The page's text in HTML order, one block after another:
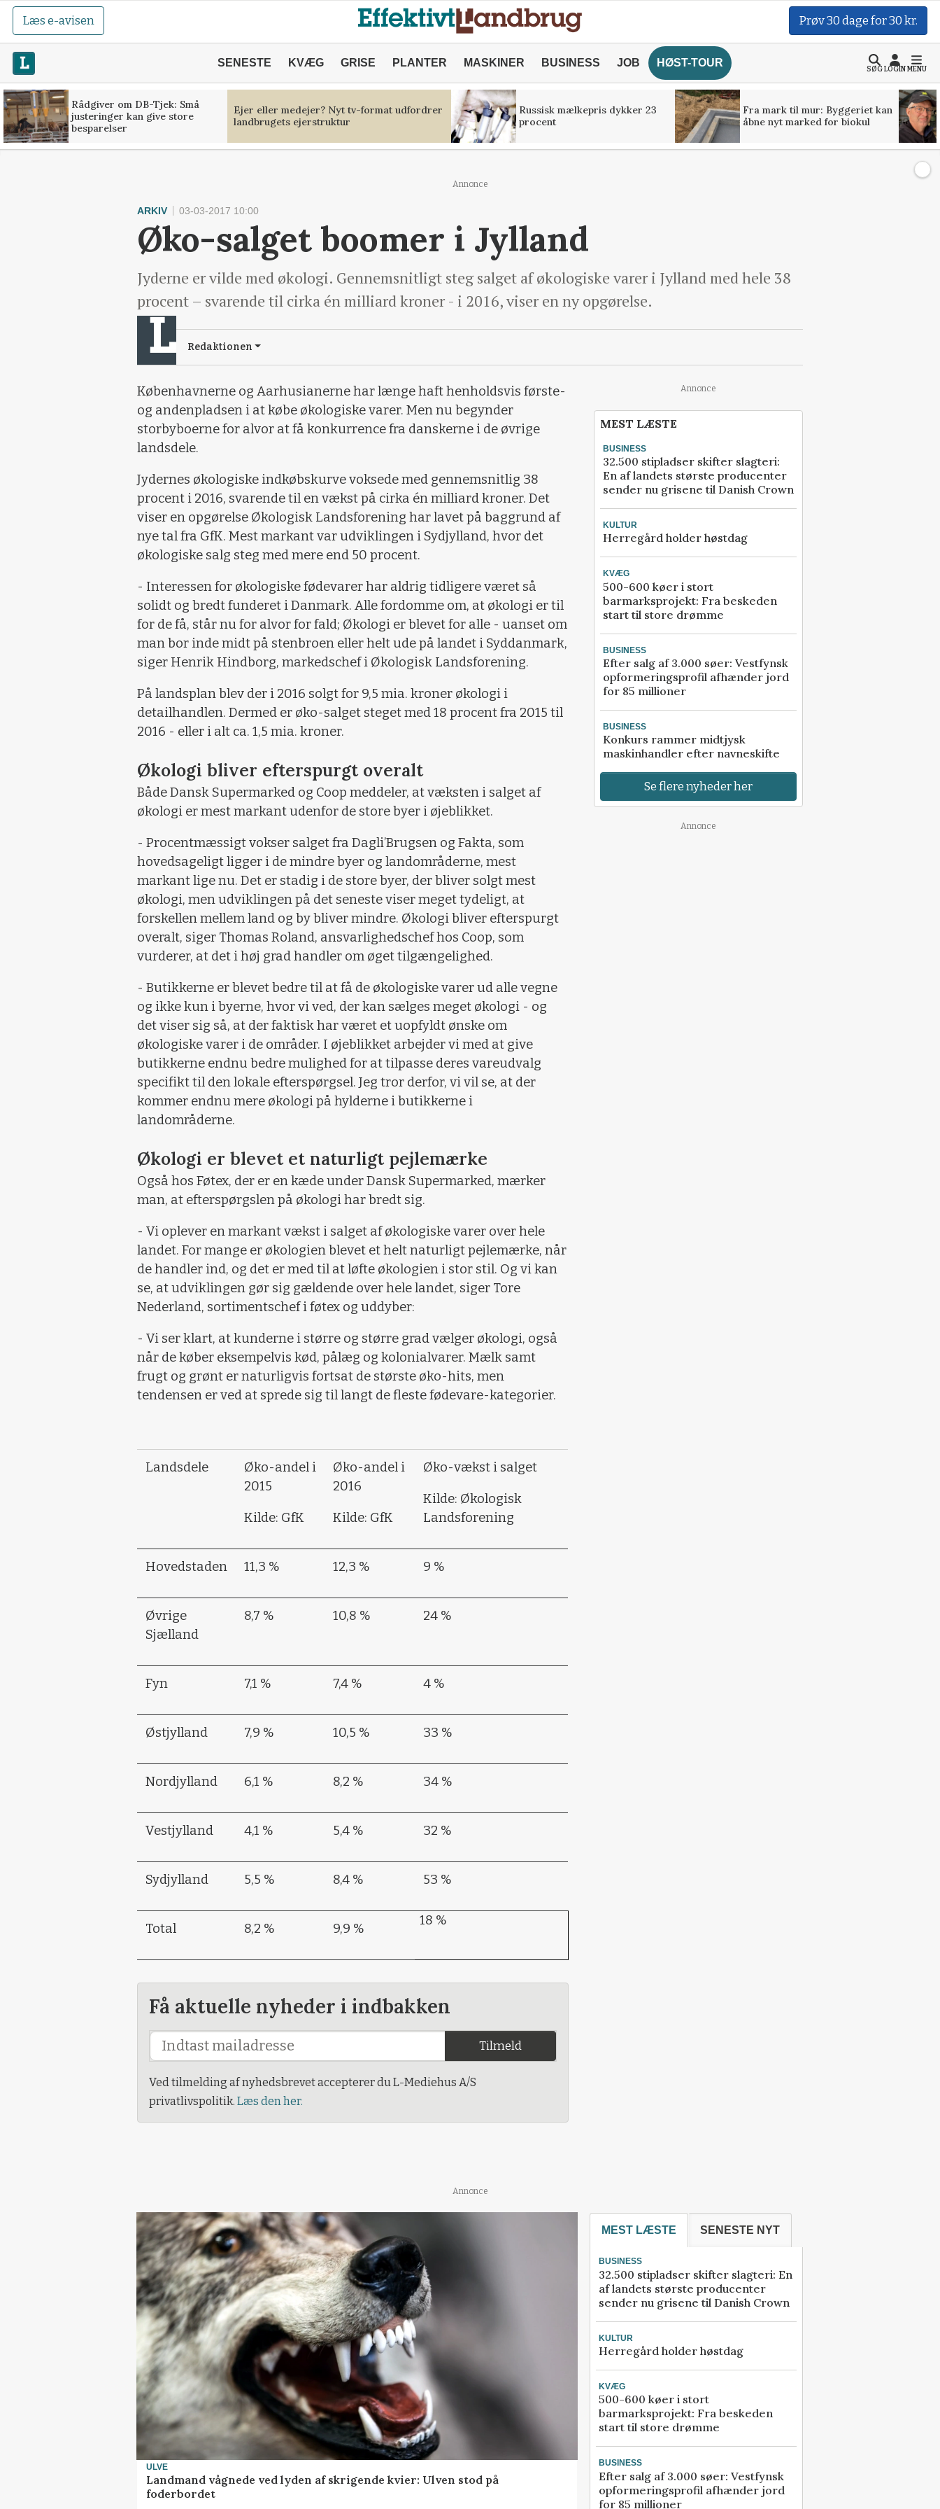
Læs e-avisen Prøv 30 dage for 30 kr.
SENESTE KVÆG GRISE PLANTER MASKINER BUSINESS JOB HØST-TOUR
SØGLOGINMENU
Rådgiver om DB-Tjek: Små
justeringer kan give store
besparelser
Ejer eller medejer? Nyt tv-format udfordrer
landbrugets ejerstruktur
Russisk mælkepris dykker 23
procent
Fra mark til mur: Byggeriet kan
åbne nyt marked for biokul
Annonce
ARKIV 03-03-2017 10:00
Øko-salget boomer i Jylland
Jyderne er vilde med økologi. Gennemsnitligt steg salget af økologiske varer i Jylland med hele 38
procent – svarende til cirka én milliard kroner - i 2016, viser en ny opgørelse.
Redaktionen
Københavnerne og Aarhusianerne har længe haft henholdsvis første-
og andenpladsen i at købe økologiske varer. Men nu begynder
storbyboerne for alvor at få konkurrence fra danskerne i de øvrige
landsdele.
Jydernes økologiske indkøbskurve voksede med gennemsnitlig 38
procent i 2016, svarende til en vækst på cirka én milliard kroner. Det
viser en opgørelse Økologisk Landsforening har lavet på baggrund af
nye tal fra GfK. Mest markant var udviklingen i Sydjylland, hvor det
økologiske salg steg med mere end 50 procent.
- Interessen for økologiske fødevarer har aldrig tidligere været så
solidt og bredt funderet i Danmark. Alle fordomme om, at økologi er til
for de få, står nu for alvor for fald; Økologi er blevet for alle - uanset om
man bor inde midt på stenbroen eller helt ude på landet i Syddanmark,
siger Henrik Hindborg, markedschef i Økologisk Landsforening.
På landsplan blev der i 2016 solgt for 9,5 mia. kroner økologi i
detailhandlen. Dermed er øko-salget steget med 18 procent fra 2015 til
2016 - eller i alt ca. 1,5 mia. kroner.
Økologi bliver efterspurgt overalt
Både Dansk Supermarked og Coop meddeler, at væksten i salget af
økologi er mest markant udenfor de store byer i øjeblikket.
- Procentmæssigt vokser salget fra Dagli’Brugsen og Fakta, som
hovedsageligt ligger i de mindre byer og landområderne, mest
markant lige nu. Det er stadig i de store byer, der bliver solgt mest
økologi, men udviklingen på det seneste viser meget tydeligt, at
forskellen mellem land og by bliver mindre. Økologi bliver efterspurgt
overalt, siger Thomas Roland, ansvarlighedschef hos Coop, som
vurderer, at det i høj grad handler om øget tilgængelighed.
- Butikkerne er blevet bedre til at få de økologiske varer ud alle vegne
og ikke kun i byerne, hvor vi ved, der kan sælges meget økologi - og
det viser sig så, at der faktisk har været et uopfyldt ønske om
økologiske varer i de områder. I øjeblikket arbejder vi med at give
butikkerne endnu bedre mulighed for at tilpasse deres vareudvalg
specifikt til den lokale efterspørgsel. Jeg tror derfor, vi vil se, at der
kommer endnu mere økologi på hylderne i butikkerne i
landområderne.
Økologi er blevet et naturligt pejlemærke
Også hos Føtex, der er en kæde under Dansk Supermarked, mærker
man, at efterspørgslen på økologi har bredt sig.
- Vi oplever en markant vækst i salget af økologiske varer over hele
landet. For mange er økologien blevet et helt naturligt pejlemærke, når
de handler ind, og det er med til at løfte økologien i stor stil. Og vi kan
se, at udviklingen gør sig gældende over hele landet, siger Tore
Nederland, sortimentschef i føtex og uddyber:
- Vi ser klart, at kunderne i større og større grad vælger økologi, også
når de køber eksempelvis kød, pålæg og kolonialvarer. Mælk samt
frugt og grønt er naturligvis fortsat de største øko-hits, men
tendensen er ved at sprede sig til langt de fleste fødevare-kategorier.
Landsdele
Øko-andel i
2015
Kilde: GfK
Øko-andel i
2016
Kilde: GfK
Øko-vækst i salget
Kilde: Økologisk
Landsforening
Hovedstaden 11,3 % 12,3 % 9 %
Øvrige
Sjælland
8,7 % 10,8 % 24 %
Fyn 7,1 % 7,4 % 4 %
Østjylland 7,9 % 10,5 % 33 %
Nordjylland 6,1 % 8,2 % 34 %
Vestjylland 4,1 % 5,4 % 32 %
Sydjylland 5,5 % 8,4 % 53 %
Total 8,2 % 9,9 %
18 %
Få aktuelle nyheder i indbakken
Tilmeld
Ved tilmelding af nyhedsbrevet accepterer du L-Mediehus A/S
privatlivspolitik. Læs den her.
Annonce
MEST LÆSTE
BUSINESS
32.500 stipladser skifter slagteri:
En af landets største producenter
sender nu grisene til Danish Crown
KULTUR
Herregård holder høstdag
KVÆG
500-600 køer i stort
barmarksprojekt: Fra beskeden
start til store drømme
BUSINESS
Efter salg af 3.000 søer: Vestfynsk
opformeringsprofil afhænder jord
for 85 millioner
BUSINESS
Konkurs rammer midtjysk
maskinhandler efter navneskifte
Se flere nyheder her
Annonce
Annonce
ULVE
Landmand vågnede ved lyden af skrigende kvier: Ulven stod på
foderbordet
MEST LÆSTE SENESTE NYT
BUSINESS
32.500 stipladser skifter slagteri: En
af landets største producenter
sender nu grisene til Danish Crown
KULTUR
Herregård holder høstdag
KVÆG
500-600 køer i stort
barmarksprojekt: Fra beskeden
start til store drømme
BUSINESS
Efter salg af 3.000 søer: Vestfynsk
opformeringsprofil afhænder jord
for 85 millioner